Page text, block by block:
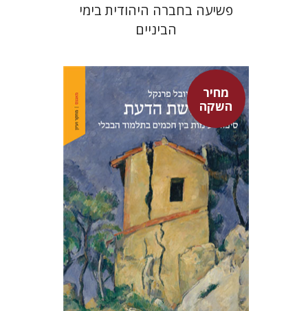
פשיעה בחברה היהודית בימי
הביניים
מחיר
השקהיובל פרנקל
מחיר השקה
$46
$32